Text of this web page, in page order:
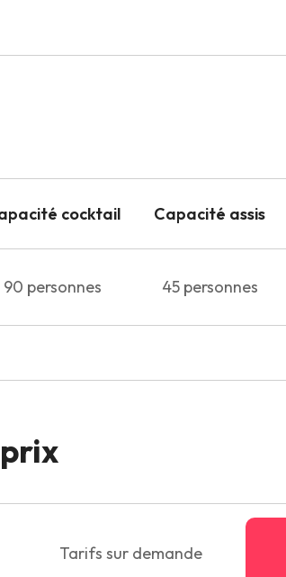
cocktail Capacité assis
90 personnes 45personnes
Tarifs sur demande